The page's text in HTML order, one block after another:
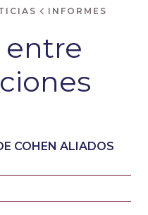
INFORMES
entre
COHEN ALIADOS